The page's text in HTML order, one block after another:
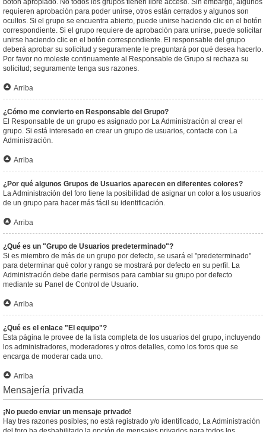
botón apropiado. No todos los grupos tienen libre acceso. Sin embargo, algunos
requieren aprobación para poder unirse, otros están cerrados y algunos son
ocultos. Si el grupo se encuentra abierto, puede unirse haciendo clic en el botón
correspondiente. Si el grupo requiere de aprobación para unirse, puede solicitar
unirse haciendo clic en el botón correspondiente. El responsable del grupo
deberá aprobar su solicitud y seguramente le preguntará por qué desea hacerlo.
Por favor no moleste continuamente al Responsable de Grupo si rechaza su
solicitud; seguramente tenga sus razones.
Arriba
¿Cómo me convierto en Responsable del Grupo?
El Responsable de un grupo es asignado por La Administración al crear el
grupo. Si está interesado en crear un grupo de usuarios, contacte con La
Administración.
Arriba
¿Por qué algunos Grupos de Usuarios aparecen en diferentes colores?
La Administración del foro tiene la posibilidad de asignar un color a los usuarios
de un grupo para hacer más fácil su identificación.
Arriba
¿Qué es un "Grupo de Usuarios predeterminado"?
Si es miembro de más de un grupo por defecto, se usará el "predeterminado"
para determinar qué color y rango se mostrará por defecto en su perfil. La
Administración debe darle permisos para cambiar su grupo por defecto
mediante su Panel de Control de Usuario.
Arriba
¿Qué es el enlace "El equipo"?
Esta página le provee de la lista completa de los usuarios del grupo, incluyendo
los administradores, moderadores y otros detalles, como los foros que se
encarga de moderar cada uno.
Arriba
Mensajería privada
¡No puedo enviar un mensaje privado!
Hay tres razones posibles; no está registrado y/o identificado, La Administración